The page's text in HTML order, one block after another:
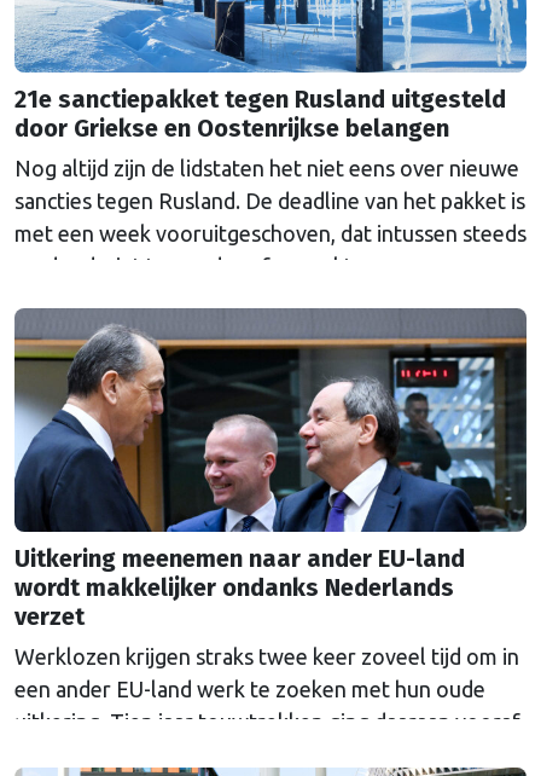
21e sanctiepakket tegen Rusland uitgesteld
door Griekse en Oostenrijkse belangen
Nog altijd zijn de lidstaten het niet eens over nieuwe
sancties tegen Rusland. De deadline van het pakket is
met een week vooruitgeschoven, dat intussen steeds
verder dreigt te worden afgezwakt.
Uitkering meenemen naar ander EU-land
wordt makkelijker ondanks Nederlands
verzet
Werklozen krijgen straks twee keer zoveel tijd om in
een ander EU-land werk te zoeken met hun oude
uitkering. Tien jaar touwtrekken ging daaraan vooraf.